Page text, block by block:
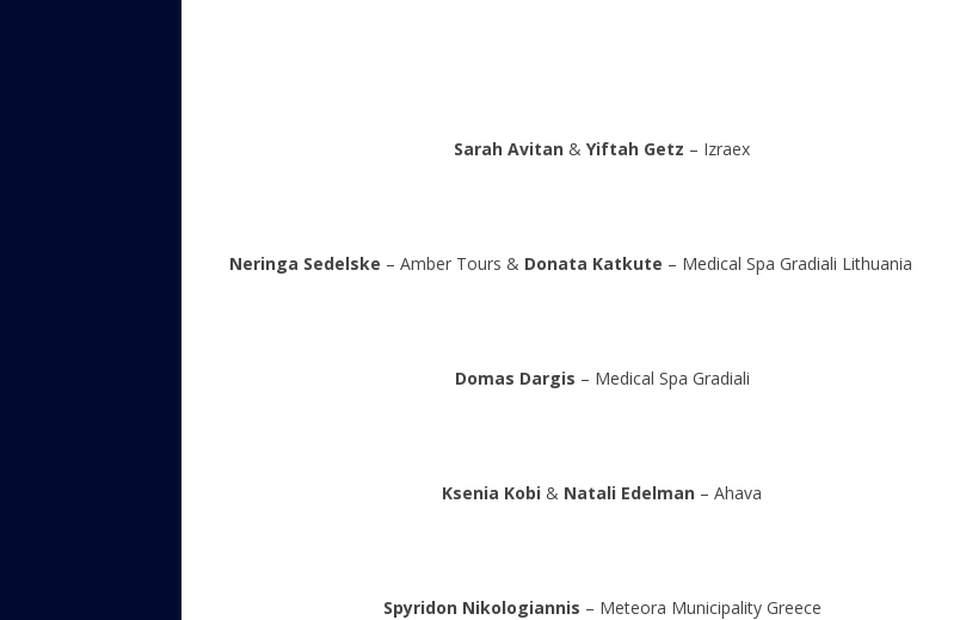
Sarah Avitan &Yiftah Getz – Izraex
Neringa Sedelske – Amber Tours & Donata Katkute – Medical Spa Gradiali Lithuania
Domas Dargis – Medical Spa Gradiali
Ksenia Kobi & Natali Edelman – Ahava
Spyridon Nikologiannis – Meteora Municipality Greece